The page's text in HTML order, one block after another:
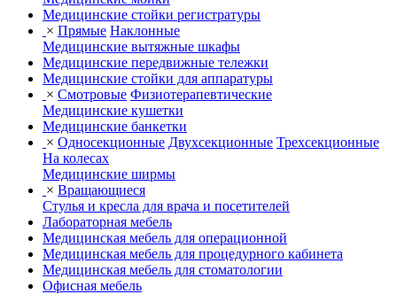
Медицинские стойки регистратуры
× Прямые Наклонные
Медицинские вытяжные шкафы
Медицинские передвижные тележки
Медицинские стойки для аппаратуры
× Смотровые Физиотерапевтические
Медицинские кушетки
Медицинские банкетки
× Односекционные Двухсекционные Трехсекционные
На колесах
Медицинские ширмы
× Вращающиеся
Стулья и кресла для врача и посетителей
Лабораторная мебель
Медицинская мебель для операционной
Медицинская мебель для процедурного кабинета
Медицинская мебель для стоматологии
Офисная мебель